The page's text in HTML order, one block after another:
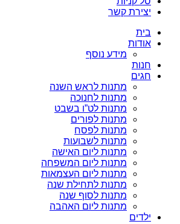
יצירת קשר
בית
אודות
מידע נוסף
חנות
חגים
מתנות לראש השנה
מתנות לחנוכה
מתנות לט”ו בשבט
מתנות לפורים
מתנות לפסח
מתנות לשבועות
מתנות ליום האישה
מתנות ליום המשפחה
מתנות ליום העצמאות
מתנות לתחילת שנה
מתנות לסוף שנה
מתנות ליום האהבה
ילדים